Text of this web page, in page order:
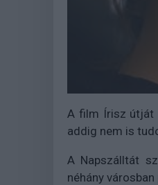
A film Írisz útját
addig nem is
A Napszálltát
néhány